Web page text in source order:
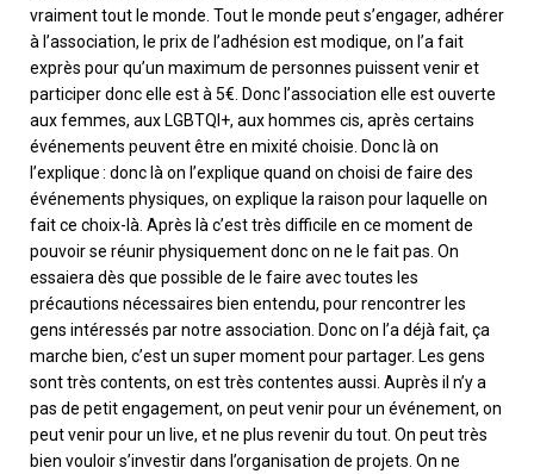
vraiment tout le monde. Tout le monde peut s’engager, adhérer
à l’association, le prix de l’adhésion est modique, on l’a fait
exprès pour qu’un maximum de personnes puissent venir et
participer donc elle est à 5€. Donc l’association elle est ouverte
aux femmes, aux LGBTQI+, aux hommes cis, après certains
événements peuvent être en mixité choisie. Donc là on
l’explique : donc là on l’explique quand on choisi de faire des
événements physiques, on explique la raison pour laquelle on
fait ce choix-là . Après là c’est très difficile en ce moment de
pouvoir se réunir physiquement donc on ne le fait pas. On
essaiera dès que possible de le faire avec toutes les
précautions nécessaires bien entendu, pour rencontrer les
gens intéressés par notre association Donc on l’a déjà fait, ça
marche bien, c’est un super moment pour partager. Les gens
sont très contents, on est très contentes aussi. Auprès il n’y a
pas de petit engagement, on peut venir pour un événement, on
peut venir pour un live, et ne plus revenir du tout. On peut très
bien vouloir s’investir dans l’organisation de projets . On ne